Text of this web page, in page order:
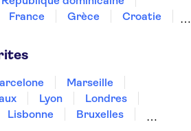
France Grèce
Croatie
Marseille
Lyon
Londres
Lisbonne
Bruxelles